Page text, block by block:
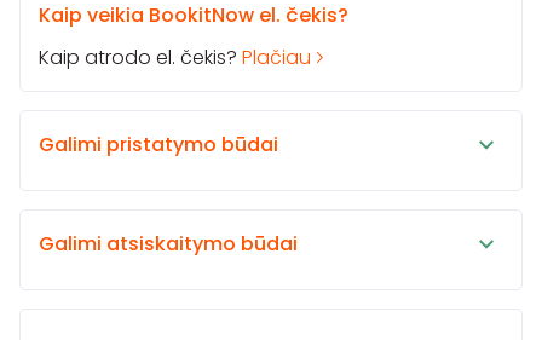
Kaip veikia BookitNow el. čekis?
Kaip atrodo el. čekis? Plačiau
Galimi pristatymo būdai
Galimi atsiskaitymo būdai